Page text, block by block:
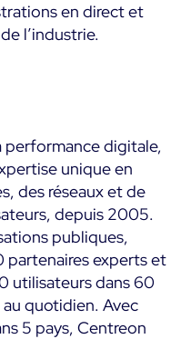
Support Login
Essai gratuit
en direct et
l’industrie.
performance digitale,
unique en
des réseaux et de
depuis 2005.
publiques,
partenaires experts et
utilisateurs dans 60
au quotidien. Avec
5 pays, Centreon